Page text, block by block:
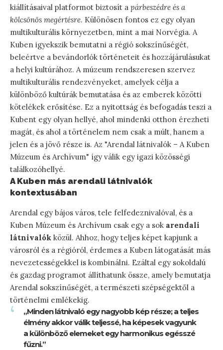
kiállításaival platformot biztosít a párbeszédre és a
kölcsönös megértésre. Különösen fontos ez egy olyan
multikulturális környezetben, mint a mai Norvégia. A
Kuben igyekszik bemutatni a régió sokszínűségét,
beleértve a bevándorlók történeteit és hozzájárulásukat
a helyi kultúrához. A múzeum rendszeresen szervez
multikulturális rendezvényeket, amelyek célja a
különböző kultúrák bemutatása és az emberek közötti
kötelékek erősítése. Ez a nyitottság és befogadás teszi a
Kubent egy olyan hellyé, ahol mindenki otthon érezheti
magát, és ahol a történelem nem csak a múlt, hanem a
jelen és a jövő része is. Az "Arendal látnivalók – A Kuben
Múzeum és Archívum" így válik egy igazi közösségi
találkozóhellyé.
A Kuben más arendali látnivalók
kontextusában
Arendal egy bájos város, tele felfedeznivalóval, és a
Kuben Múzeum és Archívum csak egy a sok arendali
látnivalók közül. Ahhoz, hogy teljes képet kapjunk a
városról és a régióról, érdemes a Kuben látogatását más
nevezetességekkel is kombinálni. Ezáltal egy sokoldalú
és gazdag programot állíthatunk össze, amely bemutatja
Arendal sokszínűségét, a természeti szépségektől a
történelmi emlékekig.
„Minden látnivaló egy nagyobb kép része; a teljes
élmény akkor válik teljessé, ha képesek vagyunk
a különböző elemeket egy harmonikus egésszé
fűzni.”